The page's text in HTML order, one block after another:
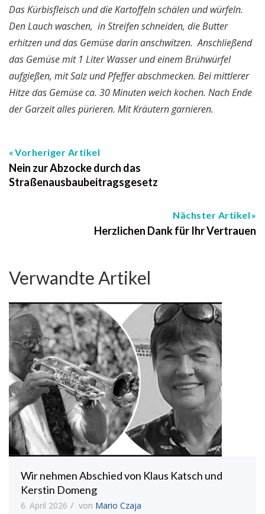
Das Kürbisfleisch und die Kartoffeln schälen und würfeln.
Den Lauch waschen, in Streifen schneiden, die Butter
erhitzen und das Gemüse darin anschwitzen. Anschließend
das Gemüse mit 1 Liter Wasser und einem Brühwürfel
aufgießen, mit Salz und Pfeffer abschmecken. Bei mittlerer
Hitze das Gemüse ca. 30 Minuten weich kochen. Nach Ende
der Garzeit alles pürieren. Mit Kräutern garnieren.
Vorheriger Artikel
Nein zur Abzocke durch das
Straßenausbaubeitragsgesetz
Nächster Artikel
Herzlichen Dank für Ihr Vertrauen
Verwandte Artikel
Wir nehmen Abschied von Klaus Katsch und
Kerstin Domeng
6. April 2026 von Mario Czaja